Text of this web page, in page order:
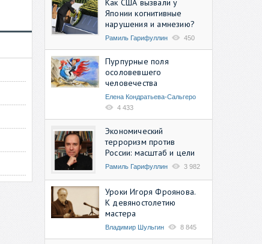
Японии когнитивные
нарушения и амнезию?
Рамиль Гарифуллин 450
Пурпурные поля
осоловевшего
человечества
Елена Кондратьева-Сальгеро
4 433
Экономический
терроризм против
России: масштаб и цели
Рамиль Гарифуллин 3 982
Уроки Игоря Фроянова.
К девяностолетию
мастера
Владимир Шульгин 8 845